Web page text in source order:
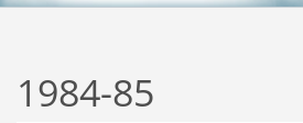
1984-85